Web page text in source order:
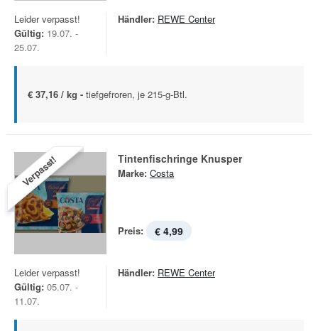
Leider verpasst!
Gültig: 19.07. -
25.07.
Händler: REWE Center
€ 37,16 / kg - tiefgefroren, je 215-g-Btl.
Verpasst! Tintenfischringe Knusper
Marke: Costa
Preis: € 4,99
Leider verpasst!
Gültig: 05.07. -
11.07.
Händler: REWE Center